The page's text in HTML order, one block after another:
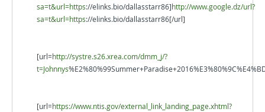
sa=t&url=https://elinks.bio/dallasstarr86] http://www.google.dz/url?
sa=t&url=https://elinks.bio/dallasstarr86[/url]
[url=http://systre.s26.xrea.com/dmm_j/?
t=Johnnys
[url=https://www.ntis.gov/external_link_landing_page.xhtml?